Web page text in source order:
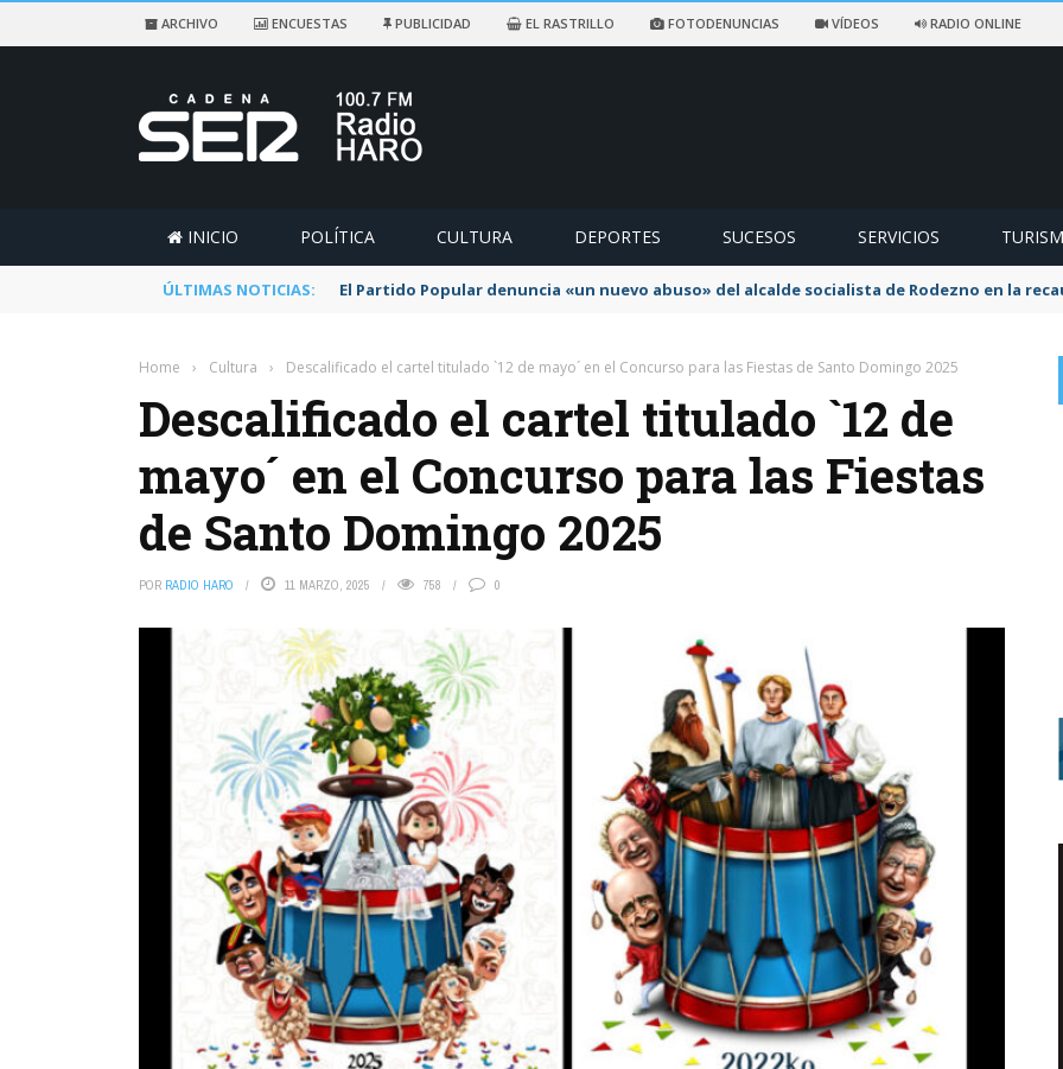
ARCHIVO ENCUESTAS PUBLICIDAD EL RASTRILLO FOTODENUNCIAS VÍDEOS RADIO ONLINE
INICIO POLÍTICA CULTURA DEPORTES SUCESOS SERVICIOS
ÚLTIMAS NOTICIAS: El Partido Popular denuncia «un nuevo abuso» del alcalde socialista de Rodezno en la
Home › Cultura › Descalificado el cartel titulado `12 de mayo´ en el Concurso para las Fiestas de Santo Domingo 2025
Descalificado el cartel titulado `12 de
mayo´ en el Concurso para las Fiestas
de Santo Domingo 2025
POR RADIO HARO 11 MARZO, 2025 758 0